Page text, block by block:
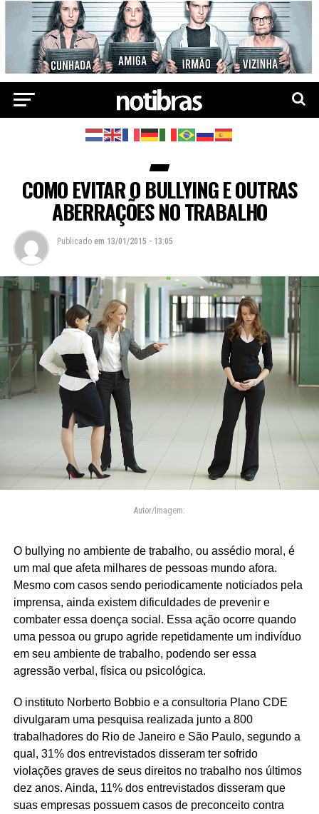
COMO EVITAR O BULLYING E OUTRAS
ABERRAÇÕES NO TRABALHO
Publicado em 13/01/2015 - 13:05
Autor/Imagem:
O bullying no ambiente de trabalho, ou assédio moral, é
um mal que afeta milhares de pessoas mundo afora.
Mesmo com casos sendo periodicamente noticiados pela
imprensa, ainda existem dificuldades de prevenir e
combater essa doença social. Essa ação ocorre quando
uma pessoa ou grupo agride repetidamente um indivíduo
em seu ambiente de trabalho, podendo ser essa
agressão verbal, física ou psicológica.
O instituto Norberto Bobbio e a consultoria Plano CDE
divulgaram uma pesquisa realizada junto a 800
trabalhadores do Rio de Janeiro e São Paulo, segundo a
qual, 31% dos entrevistados disseram ter sofrido
violações graves de seus direitos no trabalho nos últimos
dez anos. Ainda, 11% dos entrevistados disseram que
suas empresas possuem casos de preconceito contra